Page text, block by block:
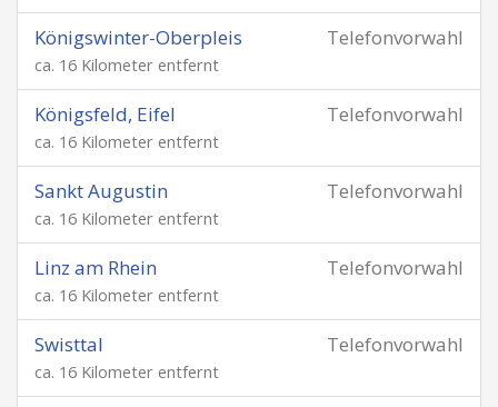
Telefonvorwahl
Königswinter-Oberpleis
ca. 16 Kilometer entfernt
Telefonvorwahl
Königsfeld, Eifel
ca. 16 Kilometer entfernt
Telefonvorwahl
Sankt Augustin
ca. 16 Kilometer entfernt
Telefonvorwahl
Linz am Rhein
ca. 16 Kilometer entfernt
Telefonvorwahl
Swisttal
ca. 16 Kilometer entfernt